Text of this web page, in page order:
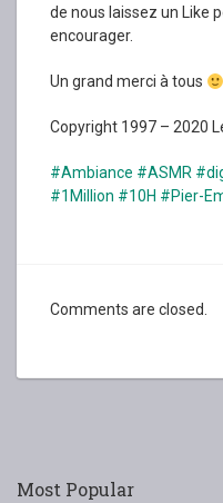
de nous laissez un Like
encourager.
Un grand merci à tous
Copyright 1997 – 2020
#Ambiance #ASMR
#1Million #10H #Pier-
Comments are closed.
Most Popular